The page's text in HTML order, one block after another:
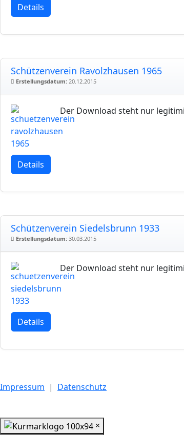
Details
Schützenverein Ravolzhausen 1965
Erstellungsdatum: 20.12.2015
Der Download steht nur
Details
Schützenverein Siedelsbrunn 1933
Erstellungsdatum: 30.03.2015
Der Download steht nur
Details
Impressum | Datenschutz
×